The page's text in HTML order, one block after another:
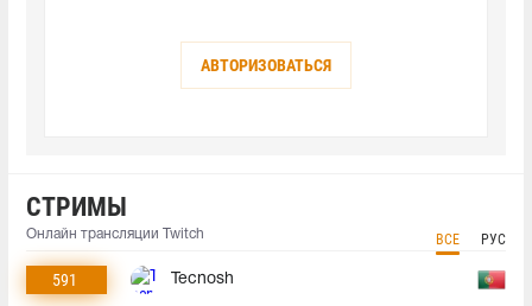
АВТОРИЗОВАТЬСЯ
СТРИМЫ
Онлайн трансляции Twitch ВСЕ РУС
591 Tecnosh